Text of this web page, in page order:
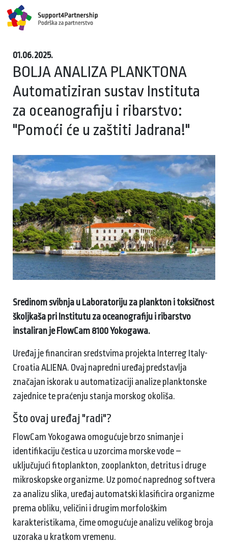
01.06.2025.
BOLJA ANALIZA PLANKTONA
Automatiziran sustav Instituta
za oceanografiju i ribarstvo:
"Pomoći će u zaštiti Jadrana!"
Sredinom svibnja u Laboratoriju za plankton i toksičnost
školjkaša pri Institutu za oceanografiju i ribarstvo
instaliran je FlowCam 8100 Yokogawa.
Uređaj je financiran sredstvima projekta Interreg Italy-
Croatia ALIENA. Ovaj napredni uređaj predstavlja
značajan iskorak u automatizaciji analize planktonske
zajednice te praćenju stanja morskog okoliša.
Što ovaj uređaj "radi"?
FlowCam Yokogawa omogućuje brzo snimanje i
identifikaciju čestica u uzorcima morske vode –
uključujući fitoplankton, zooplankton, detritus i druge
mikroskopske organizme. Uz pomoć naprednog softvera
za analizu slika, uređaj automatski klasificira organizme
prema obliku, veličini i drugim morfološkim
karakteristikama, čime omogućuje analizu velikog broja
uzoraka u kratkom vremenu.